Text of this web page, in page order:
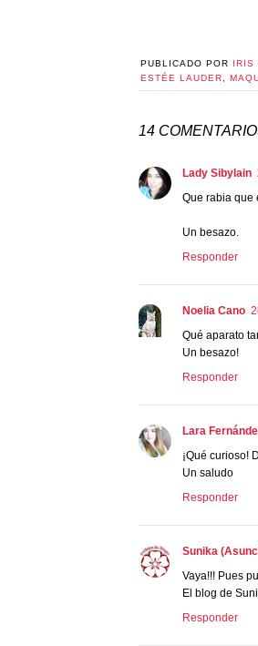
PUBLICADO POR IRIS
ESTÉE LAUDER
14
Lady Sibylain
Que rabia que
Un besazo.
Responder
Noelia Cano
Qué aparato
Un besazo!
Responder
Lara
¡Qué curioso!
Un saludo
Responder
Sunika
Vaya!!! Pues
El blog de
Responder